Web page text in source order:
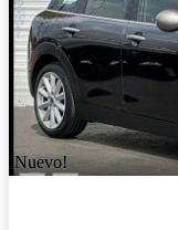
¡Nuevo!